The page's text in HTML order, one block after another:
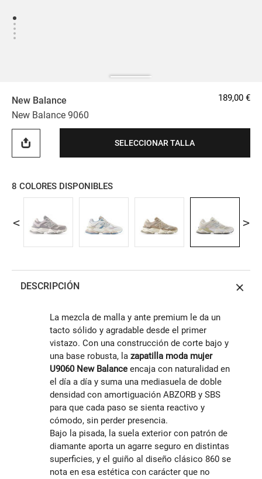
New Balance
New Balance 9060
189,00 €
SELECCIONAR TALLA
8 COLORES DISPONIBLES
DESCRIPCIÓN
La mezcla de malla y ante premium le da un
tacto sólido y agradable desde el primer
vistazo. Con una construcción de corte bajo y
una base robusta, la zapatilla moda mujer
U9060 New Balance encaja con naturalidad en
el día a día y suma una mediasuela de doble
densidad con amortiguación ABZORB y SBS
para que cada paso se sienta reactivo y
cómodo, sin perder presencia.
Bajo la pisada, la suela exterior con patrón de
diamante aporta un agarre seguro en distintas
superficies, y el guiño al diseño clásico 860 se
nota en esa estética con carácter que no